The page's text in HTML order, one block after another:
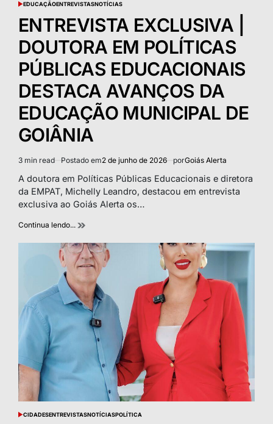
POSTED
EDUCAÇÃOENTREVISTASNOTÍCIAS
ENTREVISTA EXCLUSIVA |
DOUTORA EM POLÍTICAS
PÚBLICAS EDUCACIONAIS
DESTACA AVANÇOS DA
EDUCAÇÃO MUNICIPAL DE
GOIÂNIA
Estimated
read
time
3 min read Postado em2 de junho de 2026 porGoiás Alerta
A doutora em Políticas Públicas Educacionais e diretora
da EMPAT, Michelly Leandro, destacou em entrevista
exclusiva ao Goiás Alerta os…
Continua lendo...
POSTED
CIDADESENTREVISTASNOTÍCIASPOLÍTICA